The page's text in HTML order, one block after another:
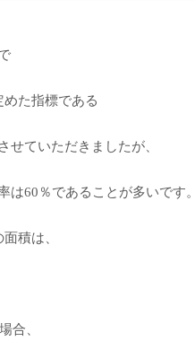
た指標である
せていただきましたが、
は60％であることが多いです。
積は、
合、